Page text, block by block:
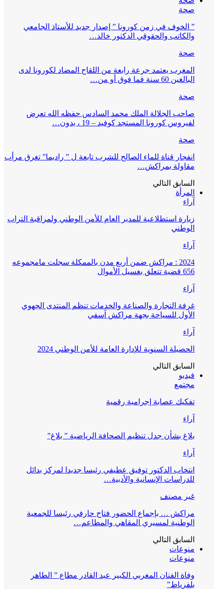
صحة
” الخوف في زمن كورونا ” إصدار جديد للأستاذ الجامعي
والكاتب والحقوقي الدكتور خالد…
صحة
المغرب يعتمد جرعة رابعة من اللقاح المضاد لكورونا لدى
البالغين 60 سنة فما فوق أو من…
صحة
صاحب الجلالة الملك محمد السادس حفظه الله تعرض
لفيروس كورونا المستجد كوفيد – 19 ، بدون…
صحة
انفجار قناة للماء الصالح للشرب تابعة ل ” راديما” تغرق مرأب
مقاولة بمراكش…
السابق التالي
المرأة
آراء
زيارة استطلاعية للمدير العام للأمن الوطني ولمراقبة التراب
الوطني
آراء
2024 : مراكش ضمن أربع مدن بالممكلة سجلت مامجموعه
656 قضية تتعلق بغسيل الأموال
آراء
غرفة التجارة والصناعة والخدمات تنظم المنتدى الجهوي
الأول للسياحة بجهة مراكش آسفي
آراء
الحصيلة السنوية للإدارة العامة للأمن الوطني 2024
السابق التالي
فيديو
مجتمع
تفكيك عصابة إجرامية رقمية
آراء
بلاغ بشأن جدل تنظيم الصحافة الرياضية ” بلاغ”
آراء
انتخاب الدكتور توفيق عطيفي رئيسا جديدا لمركز بدائل
للدراسات الإنسانية والأدبية…
غير مصنف
مراكش … بإجماع الحضور فتاح حارفي رئيسا للجمعية
الوطنية لمسيري المقاهي والمطاعم…
السابق التالي
منوعات
منوعات
وفاة الفنان المغربي الكبير عبد القادر مطاع ” الطاهر
بلفرياط”